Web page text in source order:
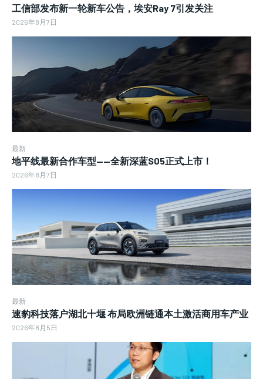
工信部发布新一轮新车公告，埃安Ray 7引发关注
2026年8月7日
最新
地平线最新合作车型——全新深蓝S05正式上市！
2026年8月7日
最新
速豹科技落户湖北十堰 布局欧洲链通本土激活商用车产业
2026年8月5日